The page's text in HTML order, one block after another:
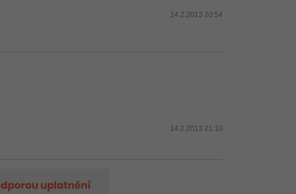
14.2.2013 20:54
14.2.2013 21:10